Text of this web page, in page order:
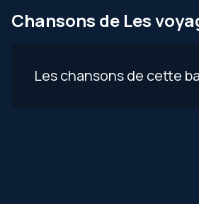
Chansons de Les
Les chansons de cette